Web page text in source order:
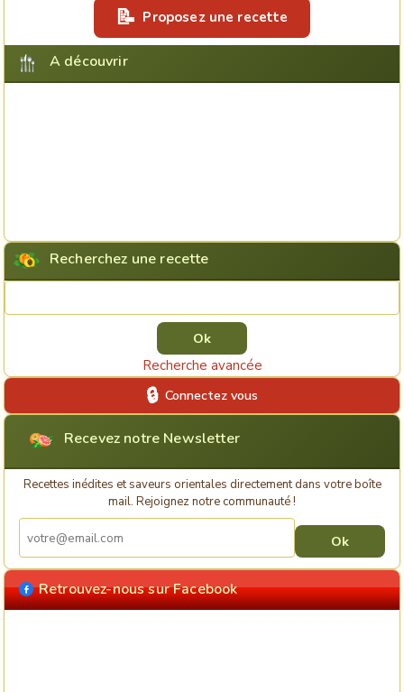
Proposez une recette
A découvrir
Recherchez une recette
Recherche avancée
Connectez vous
Recevez notre Newsletter
Recettes inédites et saveurs orientales directement dans votre boîte
mail. Rejoignez notre communauté !
Retrouvez-nous sur Facebook